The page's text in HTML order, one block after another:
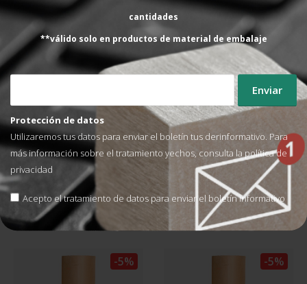
cantidades
**válido solo en productos de material de embalaje
Protección de datos
Utilizaremos tus datos para enviar el boletín tus derinformativo. Para
más información sobre el tratamiento yechos, consulta la política de
privacidad
Acepto el tratamiento de datos para enviar el boletín informativo
PAPEL KRAFT DE EMBALAJE
Rollo papel relleno 50/70
gramos (335 m) para
PadPak Sr
Venta por unidades
167,89
159,50 SIN IVA
AÑADIR AL CARRITO
PAPEL KRAFT DE EMBALAJE
Rollo papel relleno 70/70
gramos (400 mts.) para
PadPak Sr Senior
Venta por unidades
€ 248,57 SIN IVA
AÑADIR AL CARRITO
-5% -5%